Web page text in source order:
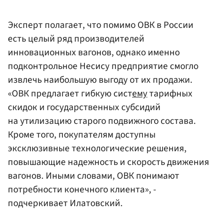
Эксперт полагает, что помимо ОВК в России
есть целый ряд производителей
инновационных вагонов, однако именно
подконтрольное Несису предприятие смогло
извлечь наибольшую выгоду от их продажи.
«ОВК предлагает гибкую системутарифных
скидок и государственных субсидий
на утилизацию старого подвижного состава.
Кроме того, покупателям доступны
эксклюзивные технологические решения,
повышающие надежность и скорость движения
вагонов. Иными словами, ОВК понимают
потребности конечного клиента», -
подчеркивает Илатовский.